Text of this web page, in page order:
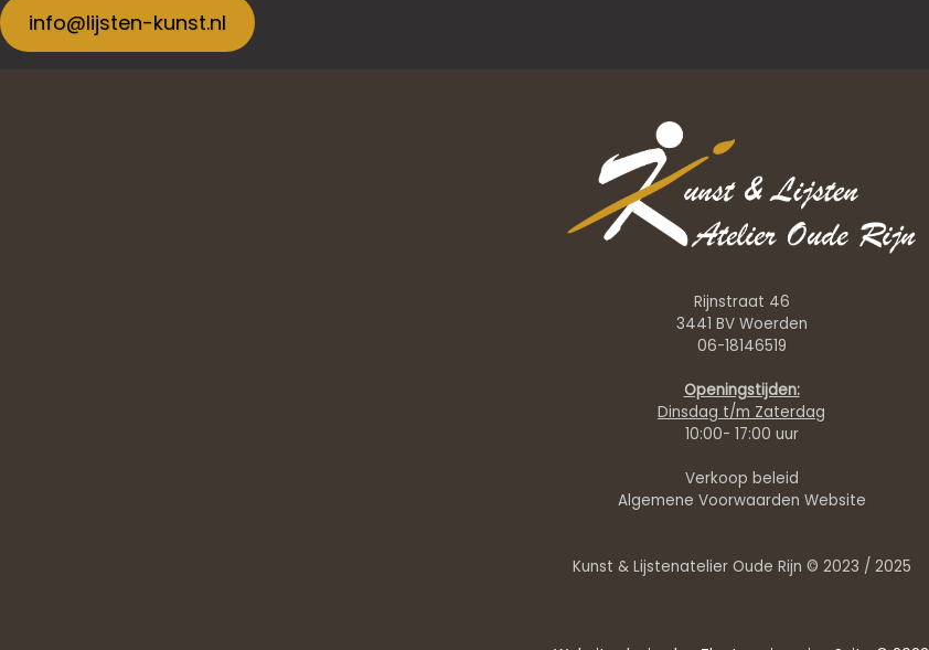
info@lijsten-kunst.nl
Rijnstraat 46
3441 BV Woerden
06-18146519
Openingstijden:
Dinsdag t/m Zaterdag
10:00- 17:00 uur
Verkoop beleid
Algemene Voorwaarden Website
Kunst & Lijstenatelier Oude Rijn © 2023 / 2025